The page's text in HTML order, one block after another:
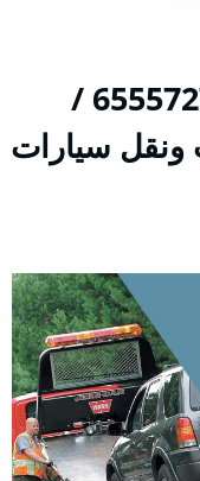
ونش الفردوس رقم / 65557275 /
سيارات